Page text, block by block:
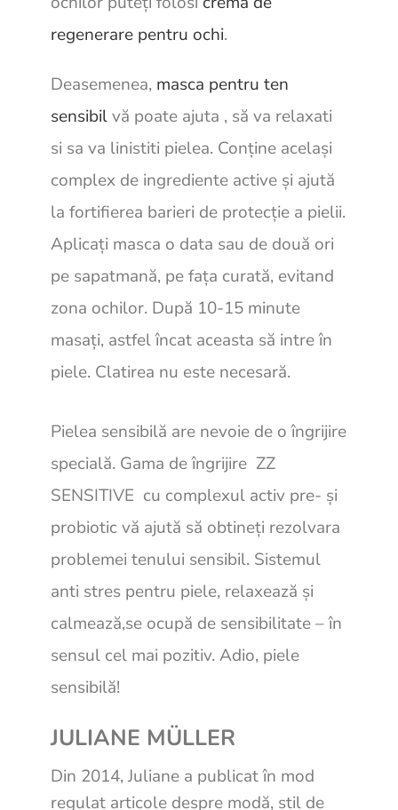
regenerare pentru ochi.
Deasemenea, masca pentru ten
sensibilvă poate ajuta , să va relaxati
si sa va linistiti pielea. Conține același
complex de ingrediente active și ajută
la fortifierea barieri de protecție a pielii.
Aplicați masca o data sau de două ori
pe sapatmană, pe fața curată, evitand
zona ochilor. După 10-15 minute
masați, astfel încat aceasta să intre în
piele. Clatirea nu este necesară.
Pielea sensibilă are nevoie de o îngrijire
specială. Gama de îngrijire ZZ
SENSITIVE cu complexul activ pre- și
probiotic vă ajută să obtineți rezolvara
problemei tenului sensibil. Sistemul
anti stres pentru piele, relaxează și
calmează,se ocupă de sensibilitate – în
sensul cel mai pozitiv. Adio, piele
sensibilă!
JULIANE MÜLLER
Din 2014, Juliane a publicat în mod
regulat articole despre modă, stil de